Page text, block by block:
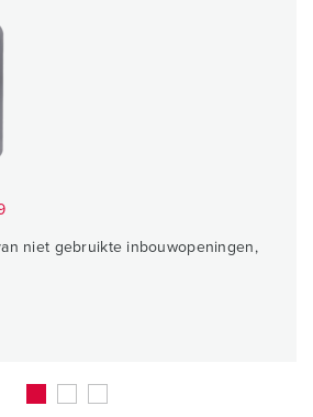
niet gebruikte inbouwopeningen,